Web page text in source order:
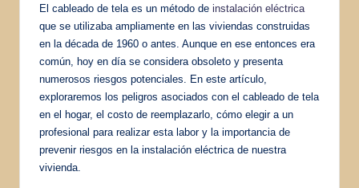
El cableado de tela es un método de instalación eléctrica
que se utilizaba ampliamente en las viviendas construidas
en la década de 1960 o antes. Aunque en ese entonces era
común, hoy en día se considera obsoleto y presenta
numerosos riesgos potenciales. En este artículo,
exploraremos los peligros asociados con el cableado de tela
en el hogar, el costo de reemplazarlo, cómo elegir a un
profesional para realizar esta labor y la importancia de
prevenir riesgos en la instalación eléctrica de nuestra
vivienda.